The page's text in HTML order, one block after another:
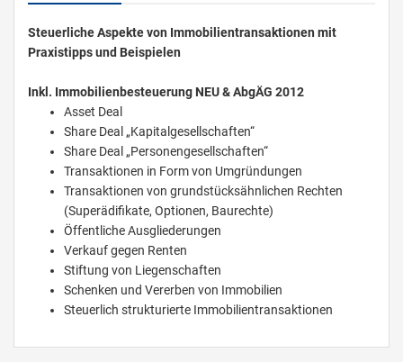
Steuerliche Aspekte von Immobilientransaktionen mit
Praxistipps und Beispielen
Inkl. Immobilienbesteuerung NEU & AbgÄG 2012
Asset Deal
Share Deal „Kapitalgesellschaften“
Share Deal „Personengesellschaften“
Transaktionen in Form von Umgründungen
Transaktionen von grundstücksähnlichen Rechten
(Superädifikate, Optionen, Baurechte)
Öffentliche Ausgliederungen
Verkauf gegen Renten
Stiftung von Liegenschaften
Schenken und Vererben von Immobilien
Steuerlich strukturierte Immobilientransaktionen